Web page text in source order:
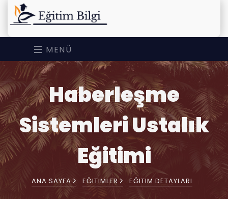
MENÜ
Haberleşme
Sistemleri Ustalık
Eğitimi
ANA SAYFA EĞITIMLER EĞITIM DETAYLARI